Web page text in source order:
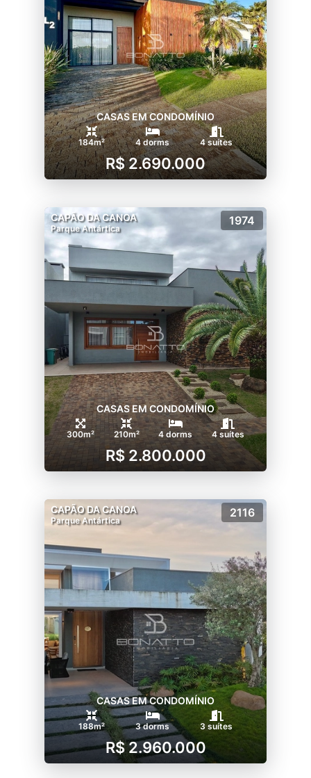
CASAS EM CONDOMÍNIO
184m² 4 dorms 4 suítes
R$ 2.690.000
CAPÃO DA CANOA
Parque Antártica
1974
CASAS EM CONDOMÍNIO
300m² 210m² 4 dorms 4 suítes
R$ 2.800.000
CAPÃO DA CANOA
Parque Antártica
2116
CASAS EM CONDOMÍNIO
188m² 3 dorms 3 suítes
R$ 2.960.000